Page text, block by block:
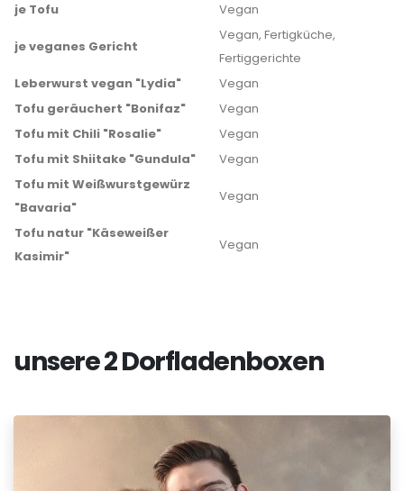
je Tofu
Vegan
je veganes Gericht
Vegan, Fertigküche,
Fertiggerichte
Leberwurst vegan "Lydia"
Vegan
Tofu geräuchert "Bonifaz"
Vegan
Tofu mit Chili "Rosalie"
Vegan
Tofu mit Shiitake "Gundula"
Vegan
Tofu mit Weißwurstgewürz
"Bavaria"
Vegan
Tofu natur "Käseweißer
Kasimir"
Vegan
unsere 2 Dorfladenboxen